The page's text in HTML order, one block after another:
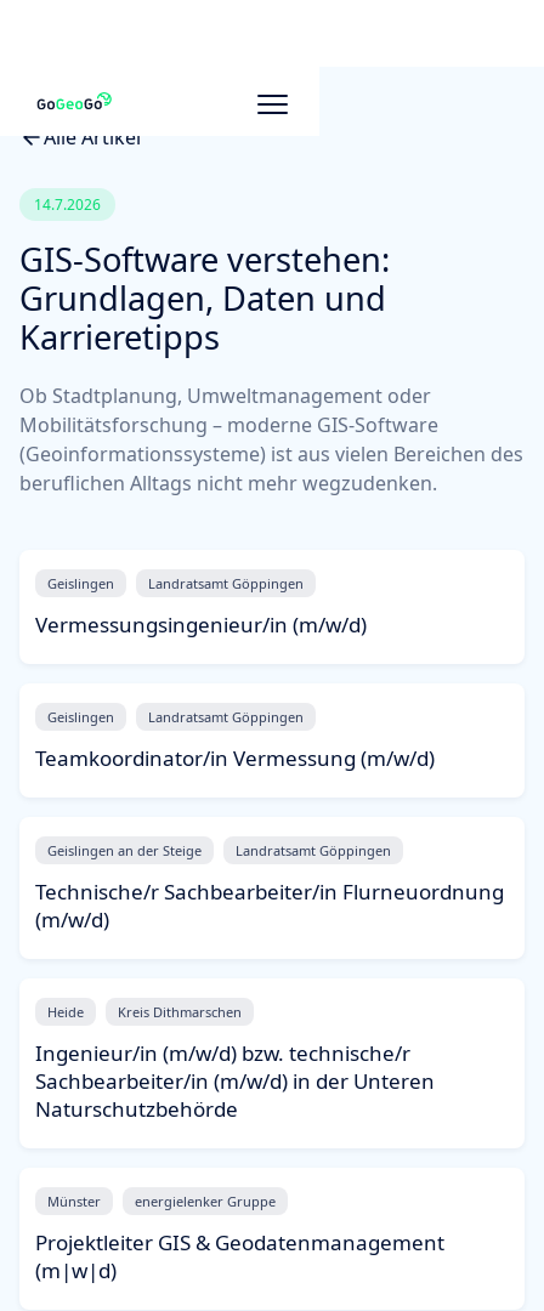
Alle Artikel
14.7.2026
GIS-Software verstehen:
Grundlagen, Daten und
Karrieretipps
Ob Stadtplanung, Umweltmanagement oder
Mobilitätsforschung – moderne GIS-Software
(Geoinformationssysteme) ist aus vielen Bereichen des
beruflichen Alltags nicht mehr wegzudenken.
Geislingen Landratsamt Göppingen
Vermessungsingenieur/in (m/w/d)
Geislingen Landratsamt Göppingen
Teamkoordinator/in Vermessung (m/w/d)
Geislingen an der Steige Landratsamt Göppingen
Technische/r Sachbearbeiter/in Flurneuordnung
(m/w/d)
Heide Kreis Dithmarschen
Ingenieur/in (m/w/d) bzw. technische/r
Sachbearbeiter/in (m/w/d) in der Unteren
Naturschutzbehörde
Münster energielenker Gruppe
Projektleiter GIS & Geodatenmanagement
(m|w|d)